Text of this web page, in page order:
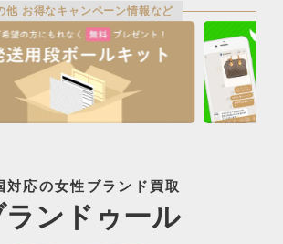
他 お得なキャンペーン情報など
対応の女性ブランド買取
ランドゥール